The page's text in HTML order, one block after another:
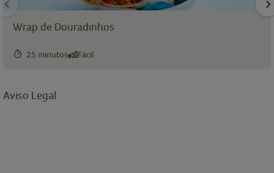
Wrap de Douradinhos
25 minutos Fácil
Aviso Legal